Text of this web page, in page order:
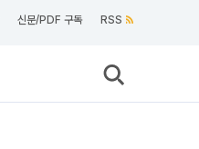
신문/PDF 구독 RSS